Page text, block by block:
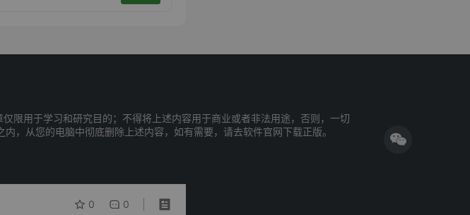
0 0
限用于学习和研究目的；不得将上述内容用于商业或者非法用途，否则，一切
，从您的电脑中彻底删除上述内容，如有需要，请去软件官网下载正版。